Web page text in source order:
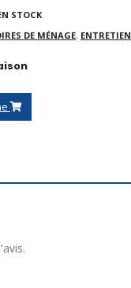
STOCK
DE MÉNAGE, ENTRETIEN